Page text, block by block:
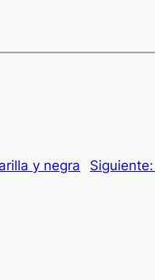
y negra Siguiente: